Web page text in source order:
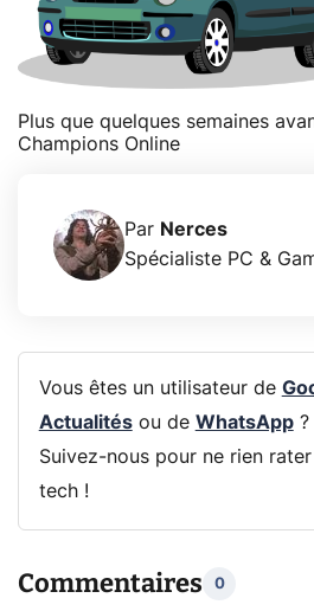
Plus que quelques semaines
Champions Online
Par Nerces
Spécialiste PC &
Vous êtes un utilisateur de
Actualitésou de WhatsApp?
Suivez-nous pour ne rien
tech !
Commentaires 0